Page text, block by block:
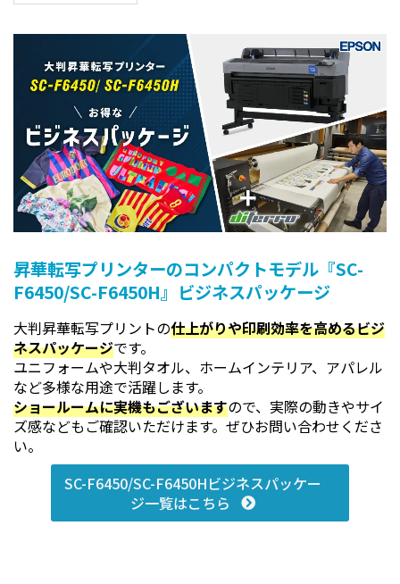
昇華転写プリンターのコンパクトモデル『SC-
F6450/SC-F6450H』ビジネスパッケージ
大判昇華転写プリントの仕上がりや印刷効率を高めるビジ
ネスパッケージです。
ユニフォームや大判タオル、ホームインテリア、アパレル
など多様な用途で活躍します。
ショールームに実機もございますので、実際の動きやサイ
ズ感などもご確認いただけます。ぜひお問い合わせくださ
い。
SC-F6450/SC-F6450Hビジネスパッケー
ジ一覧はこちら